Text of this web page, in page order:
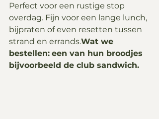
Perfect voor een rustige stop
overdag. Fijn voor een lange lunch,
bijpraten of even resetten tussen
strand en errands.Wat we
bestellen: een van hun broodjes
bijvoorbeeld de club sandwich.